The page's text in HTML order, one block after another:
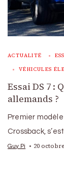
ACTUALITÉ
VÉHICULES
Essai DS 7 :
allemands ?
Premier
Crossback,
Guy Pi 20